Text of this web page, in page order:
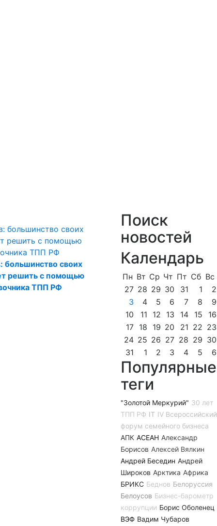
большинство своих
решить с помощью
ТПП РФ
Поиск
новостей
Календарь
Пн Вт Ср Чт Пт Сб Вс
27 28 29 30 31 1
2
3
4 5 6 7 8
9
10
11 12 13 14 15
16
17 18 19 20 21 22 23
24 25 26 27 28 29 30
31
1 2 3 4 5 6
Популярные
теги
"Золотой Меркурий" 30 лет
ТПП РФ IT IV Всероссийский
форум семейного бизнеса
АПК АСЕАН Александр
Борисов Алексей Вялкин
Андрей Беседин Андрей
Широков Арктика Африка
БРИКС Беднов Белоруссия
Белоусов Бизнес-барометр
коррупции Борис Оболенец
ВЭФ Вадим Чубаров